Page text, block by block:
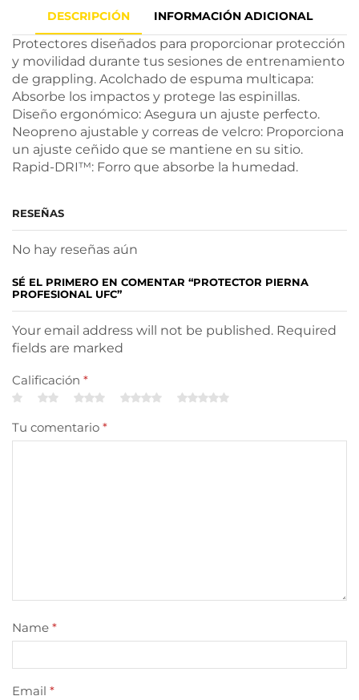
DESCRIPCIÓN INFORMACIÓN ADICIONAL
Protectores diseñados para proporcionar protección
y movilidad durante tus sesiones de entrenamiento
de grappling. Acolchado de espuma multicapa:
Absorbe los impactos y protege las espinillas.
Diseño ergonómico: Asegura un ajuste perfecto.
Neopreno ajustable y correas de velcro: Proporciona
un ajuste ceñido que se mantiene en su sitio.
Rapid-DRI™: Forro que absorbe la humedad.
RESEÑAS
No hay reseñas aún
SÉ EL PRIMERO EN COMENTAR “PROTECTOR PIERNA
PROFESIONAL UFC”
Your email address will not be published. Required
fields are marked
Calificación *
Tu comentario *
Name *
Email *